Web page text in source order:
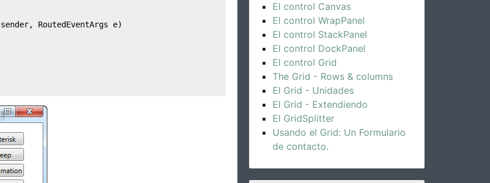
El control Canvas
El control WrapPanel
El control StackPanel
El control DockPanel
El control Grid
The Grid - Rows & columns
El Grid - Unidades
El Grid - Extendiendo
El GridSplitter
Usando el Grid: Un Formulario
de contacto.
sender, RoutedEventArgs e)